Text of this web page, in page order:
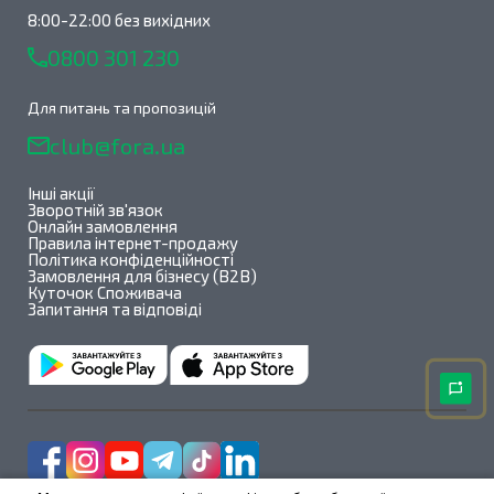
8:00-22:00 без вихідних
0800 301 230
Для питань та пропозицій
club@fora.ua
Інші акції
Зворотній зв'язок
Онлайн замовлення
Правила інтернет-продажу
Політика конфіденційності
Замовлення для бізнесу (B2B)
Куточок Споживача
Запитання та відповіді